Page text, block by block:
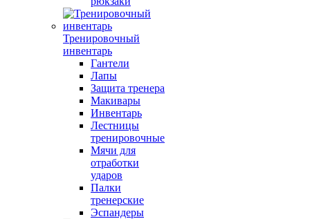
Тренировочный
инвентарь
Гантели
Лапы
Защита тренера
Макивары
Инвентарь
Лестницы
тренировочные
Мячи для
отработки
ударов
Палки
тренерские
Эспандеры